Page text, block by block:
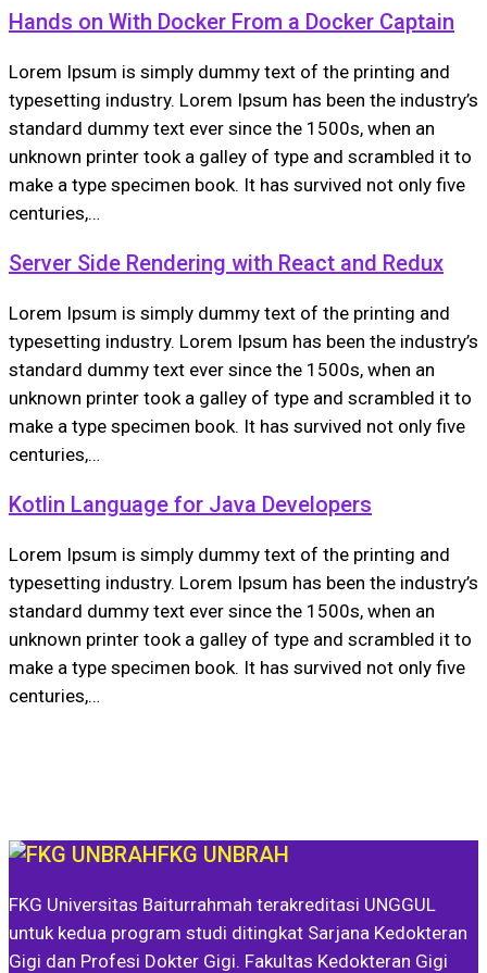
Hands on With Docker From a Docker Captain
Lorem Ipsum is simply dummy text of the printing and
typesetting industry. Lorem Ipsum has been the industry’s
standard dummy text ever since the 1500s, when an
unknown printer took a galley of type and scrambled it to
make a type specimen book. It has survived not only five
centuries,…
Server Side Rendering with React and Redux
Lorem Ipsum is simply dummy text of the printing and
typesetting industry. Lorem Ipsum has been the industry’s
standard dummy text ever since the 1500s, when an
unknown printer took a galley of type and scrambled it to
make a type specimen book. It has survived not only five
centuries,…
Kotlin Language for Java Developers
Lorem Ipsum is simply dummy text of the printing and
typesetting industry. Lorem Ipsum has been the industry’s
standard dummy text ever since the 1500s, when an
unknown printer took a galley of type and scrambled it to
make a type specimen book. It has survived not only five
centuries,…
FKG UNBRAH
FKG Universitas Baiturrahmah terakreditasi UNGGUL
untuk kedua program studi ditingkat Sarjana Kedokteran
Gigi dan Profesi Dokter Gigi. Fakultas Kedokteran Gigi